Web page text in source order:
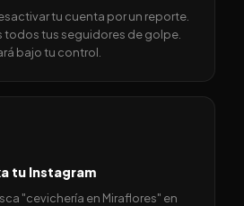
tu cuenta por un reporte.
todos tus seguidores de golpe.
bajo tu control.
tu Instagram
"cevichería en Miraflores" en